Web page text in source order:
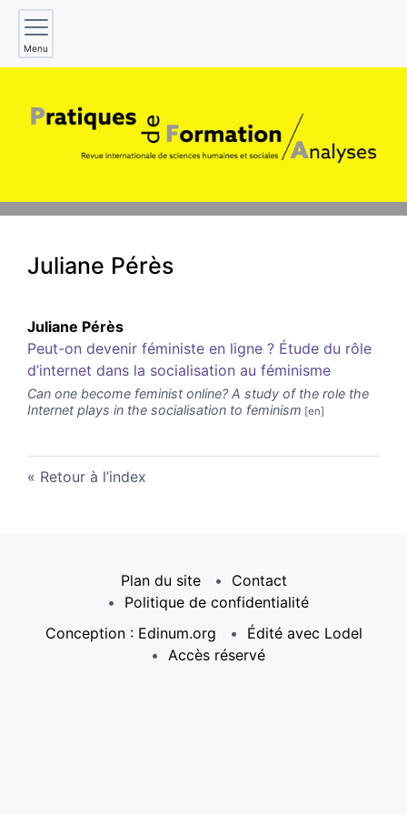
Menu
Juliane Pérès
Juliane Pérès
Peut-on devenir féministe en ligne ? Étude du rôle
d’internet dans la socialisation au féminisme
Can one become feminist online? A study of the role the
Internet plays in the socialisation to feminism
Retour à l’index
Plan du site
Contact
Politique de confidentialité
Conception : Edinum.org
Édité avec Lodel
Accès réservé